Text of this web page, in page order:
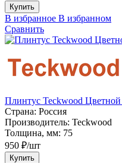
Купить
В избранное В избранном
Сравнить
Плинтус Teckwood
Страна: Россия
Производитель: Teckwood
Толщина, мм: 75
950 ₽/шт
Купить